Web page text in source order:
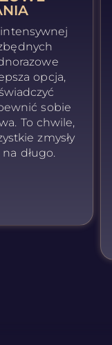
intensywnej
opcja,
sobie
To chwile,
zmysły
długo.